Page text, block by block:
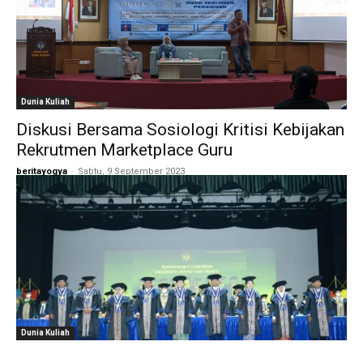
Dunia Kuliah
Diskusi Bersama Sosiologi Kritisi Kebijakan
Rekrutmen Marketplace Guru
beritayogya - Sabtu, 9 September 2023
Dunia Kuliah